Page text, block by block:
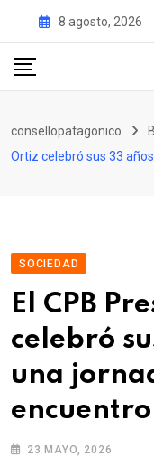
content
8 agosto, 2026
consellopatagonico
Ortiz celebró sus 33
SOCIEDAD
El CPB
celebró
una
encuentro
23 MAYO, 2026